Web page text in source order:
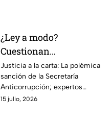
¿Ley a modo?
Cuestionan
incongruencia de la
Secretaría
Anticorrupción tras
multa a la Femexfut
Justicia a la carta: La polémica
sanción de la Secretaría
Anticorrupción; expertos
señalan como incongruente
15 julio, 2026